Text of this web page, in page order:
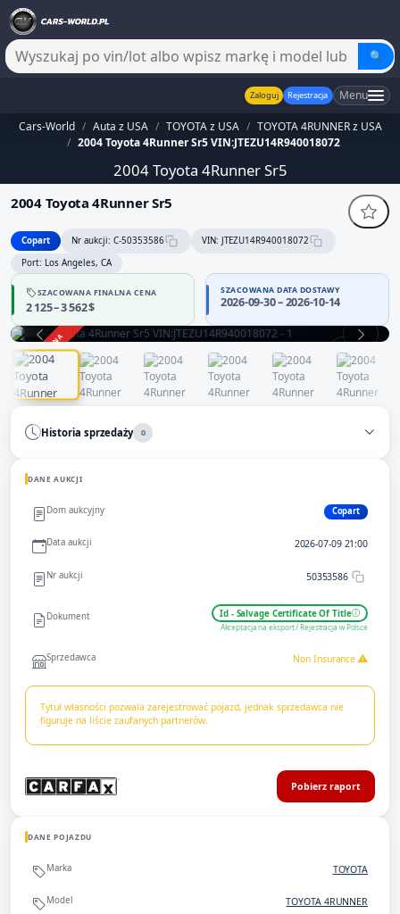
🔍
Zaloguj Rejestracja Menu
Cars-World / Auta z USA / TOYOTA z USA / TOYOTA 4RUNNER z USA
/ 2004 Toyota 4Runner Sr5 VIN:JTEZU14R940018072
2004 Toyota 4Runner Sr5
2004 Toyota 4Runner Sr5
Copart Nr aukcji: C-50353586
VIN: JTEZU14R940018072
Port: Los Angeles, CA
SZACOWANA FINALNA CENA
2 125 – 3 562 $
SZACOWANA DATA DOSTAWY
2026-09-30 – 2026-10-14
ZAKOŃCZONA
Sprzedawca bez potwierdzonej wiarygodności — część danych
może być niepełna
Zachowaj ostrożność i dokładnie zweryfikuj historię pojazdu.
Historia sprzedaży 0
DANE AUKCJI
Dom aukcyjny Copart
Data aukcji 2026-07-09 21:00
Nr aukcji 50353586
Dokument Id - Salvage Certificate Of Title
Akceptacja na eksport / Rejestracja w Polsce
Sprzedawca Non Insurance
Tytuł własności pozwala zarejestrować pojazd, jednak sprzedawca nie
figuruje na liście zaufanych partnerów.
Pobierz raport
DANE POJAZDU
Marka TOYOTA
Model TOYOTA 4RUNNER